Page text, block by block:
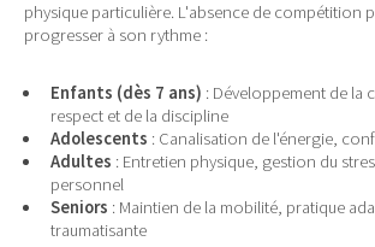
physique particulière. L'absence de compétition
progresser à son rythme :
Enfants (dès 7 ans) : Développement de la
respect et de la discipline
Adolescents : Canalisation de l'énergie,
Adultes : Entretien physique, gestion du
personnel
Seniors : Maintien de la mobilité, pratique
traumatisante